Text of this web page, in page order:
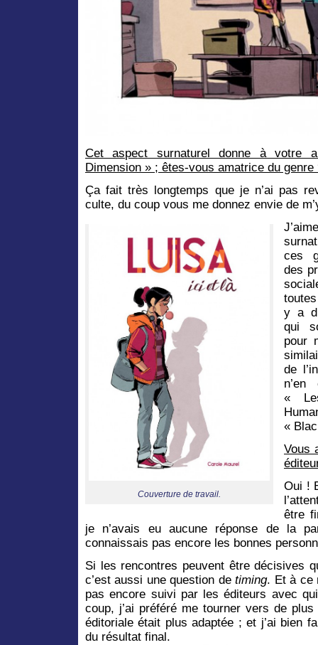
Cet aspect surnaturel donne à votre
Dimension » ; êtes-vous amatrice du genre
Ça fait très longtemps que je n’ai pas
culte, du coup vous me donnez envie de
Couverture de travail.
ces
des
y a
qui
pour
de
«
«
Vous
Oui !
être
je n’avais eu aucune réponse de la
connaissais pas encore les bonnes
Si les rencontres peuvent être décisives
c’est aussi une question detiming. Et à ce
pas encore suivi par les éditeurs avec
coup, j’ai préféré me tourner vers de
éditoriale était plus adaptée ; et j’ai bien
du résultat final.